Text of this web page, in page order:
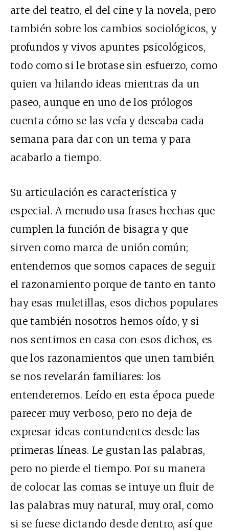
arte del teatro, el del cine y la novela, pero
también sobre los cambios sociológicos, y
profundos y vivos apuntes psicológicos,
todo como si le brotase sin esfuerzo, como
quien va hilando ideas mientras da un
paseo, aunque en uno de los prólogos
cuenta cómo se las veía y deseaba cada
semana para dar con un tema y para
acabarlo a tiempo.
Su articulación es característica y
especial. A menudo usa frases hechas que
cumplen la función de bisagra y que
sirven como marca de unión común;
entendemos que somos capaces de seguir
el razonamiento porque de tanto en tanto
hay esas muletillas, esos dichos populares
que también nosotros hemos oído, y si
nos sentimos en casa con esos dichos, es
que los razonamientos que unen también
se nos revelarán familiares: los
entenderemos. Leído en esta época puede
parecer muy verboso, pero no deja de
expresar ideas contundentes desde las
primeras líneas. Le gustan las palabras,
pero no pierde el tiempo. Por su manera
de colocar las comas se intuye un fluir de
las palabras muy natural, muy oral, como
si se fuese dictando desde dentro, así que